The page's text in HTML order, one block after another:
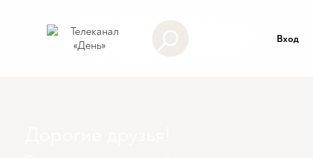
Вход